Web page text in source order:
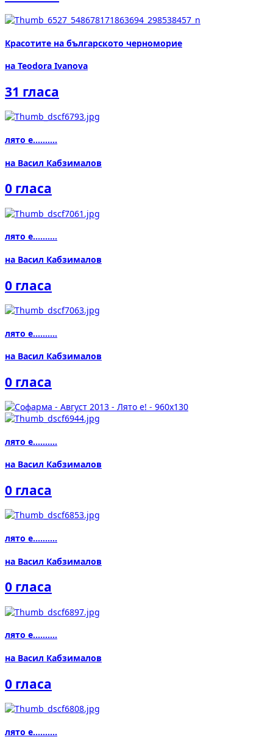
Красотите на българското черноморие
на Teodora Ivanova
31 гласа
лято е..........
на Васил Кабзималов
0 гласа
лято е..........
на Васил Кабзималов
0 гласа
лято е..........
на Васил Кабзималов
0 гласа
лято е..........
на Васил Кабзималов
0 гласа
лято е..........
на Васил Кабзималов
0 гласа
лято е..........
на Васил Кабзималов
0 гласа
лято е..........